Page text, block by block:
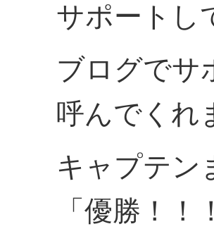
サポートし
ブログでサ
呼んでく
キャプテン
「優勝！